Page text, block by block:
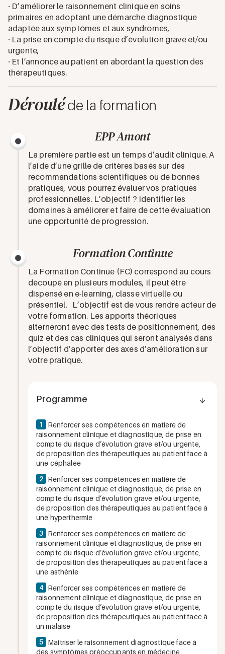
· D’améliorer le raisonnement clinique en soins
primaires en adoptant une démarche diagnostique
adaptée aux symptômes et aux syndromes,
· La prise en compte du risque d’évolution grave et/ou
urgente,
· Et l‘annonce au patient en abordant la question des
thérapeutiques.
Dérouléde la formation
EPP Amont
La première partie est un temps d’audit clinique. A
l’aide d’une grille de critères basés sur des
recommandations scientifiques ou de bonnes
pratiques, vous pourrez évaluer vos pratiques
professionnelles. L’objectif ? Identifier les
domaines à améliorer et faire de cette évaluation
une opportunité de progression.
Formation Continue
La Formation Continue (FC) correspond au cours
découpé en plusieurs modules, il peut être
dispensé en e-learning, classe virtuelle ou
présentiel. L’objectif est de vous rendre acteur de
votre formation. Les apports théoriques
alterneront avec des tests de positionnement, des
quiz et des cas cliniques qui seront analysés dans
l’objectif d’apporter des axes d’amélioration sur
votre pratique.
Programme
1
Renforcer ses compétences en matière de
raisonnement clinique et diagnostique, de prise en
compte du risque d’évolution grave et/ou urgente,
de proposition des thérapeutiques au patient face à
une céphalée
2 Renforcer ses compétences en matière de
raisonnement clinique et diagnostique, de prise en
compte du risque d’évolution grave et/ou urgente,
de proposition des thérapeutiques au patient face à
une hyperthermie
3 Renforcer ses compétences en matière de
raisonnement clinique et diagnostique, de prise en
compte du risque d’évolution grave et/ou urgente,
de proposition des thérapeutiques au patient face à
une asthénie
4 Renforcer ses compétences en matière de
raisonnement clinique et diagnostique, de prise en
compte du risque d’évolution grave et/ou urgente,
de proposition des thérapeutiques au patient face à
un malaise
5 Maitriser le raisonnement diagnostique face à
des symptômes préoccupants en médecine